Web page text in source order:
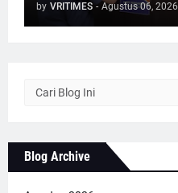
by VRITIMES - Agustus 06, 2026
Blog Archive